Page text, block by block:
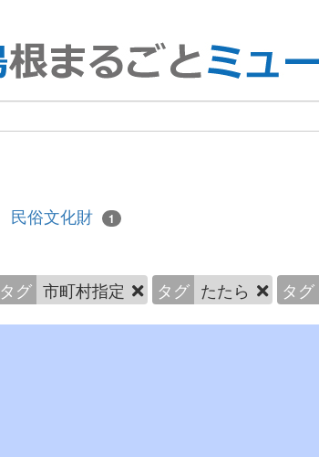
民俗文化財 1
タグ 市町村指定 タグ たたら タグ